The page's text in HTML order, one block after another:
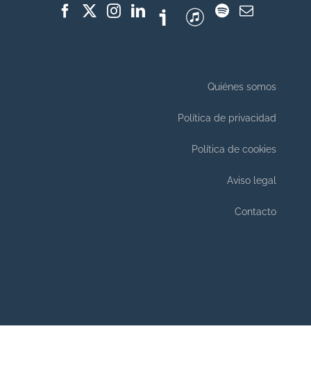
Quiénes somos
Política de privacidad
Política de cookies
Aviso legal
Contacto